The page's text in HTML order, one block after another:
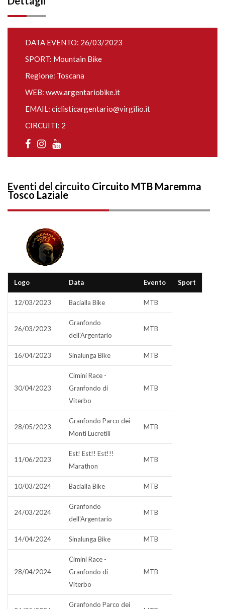
DATA EVENTO: 26/03/2023
SPORT: Mountain Bike
Regione: Toscana
WEB: www.argentariobike.it
EMAIL: ciclisticargentario@virgilio.it
CIRCUITI: 2
Eventi del circuito Circuito MTB Maremma
Tosco Laziale
Logo Data Evento Sport
12/03/2023 Bacialla Bike MTB
26/03/2023
Granfondo
dell'Argentario
MTB
16/04/2023 Sinalunga Bike MTB
30/04/2023
Cimini Race -
Granfondo di
Viterbo
MTB
28/05/2023
Granfondo Parco dei
Monti Lucretili
MTB
11/06/2023
Est! Est!! Est!!!
Marathon
MTB
10/03/2024 Bacialla Bike MTB
24/03/2024
Granfondo
dell'Argentario
MTB
14/04/2024 Sinalunga Bike MTB
28/04/2024
Cimini Race -
Granfondo di
Viterbo
MTB
Granfondo Parco dei